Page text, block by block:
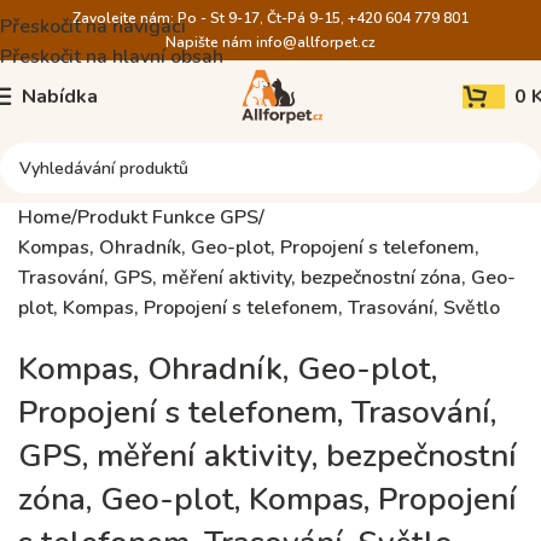
Přeskočit na navigaci
Přeskočit na hlavní obsah
Zavolejte nám: Po - St 9-17, Čt-Pá 9-15, +420 604 779 801
Napište nám info@allforpet.cz
Nabídka 0
Home Produkt Funkce GPS
Kompas, Ohradník, Geo-plot, Propojení s telefonem,
Trasování, GPS, měření aktivity, bezpečnostní zóna, Geo-
plot, Kompas, Propojení s telefonem, Trasování, Světlo
Kompas, Ohradník, Geo-plot,
Propojení s telefonem, Trasování,
GPS, měření aktivity, bezpečnostní
zóna, Geo-plot, Kompas, Propojení